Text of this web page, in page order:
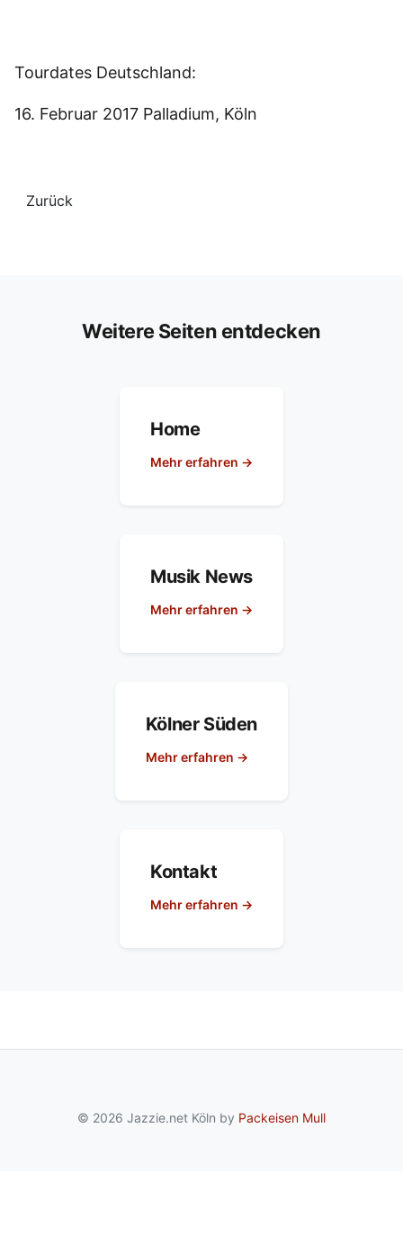
Tourdates Deutschland:
16. Februar 2017 Palladium, Köln
Zurück
Weitere Seiten entdecken
Home
Mehr erfahren →
Musik News
Mehr erfahren →
Kölner Süden
Mehr erfahren →
Kontakt
Mehr erfahren →
© 2026 Jazzie.net Köln by Packeisen Mull